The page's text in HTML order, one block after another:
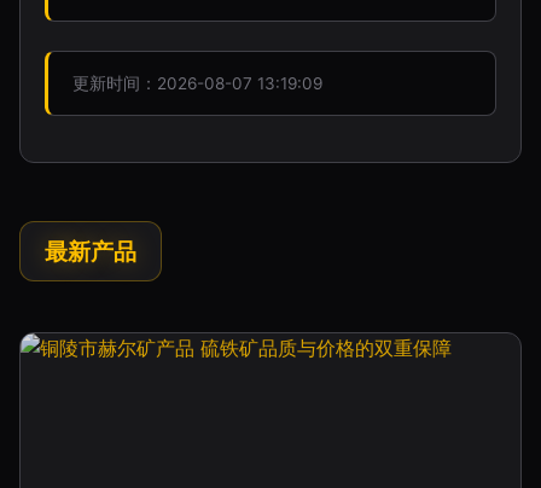
更新时间：2026-08-07 13:19:09
最新产品